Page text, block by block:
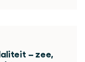
– zee,